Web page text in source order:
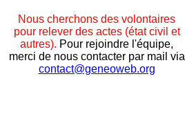
Nous cherchons des volontaires
pour relever des actes (état civil et
autres). Pour rejoindre l'équipe,
merci de nous contacter par mail via
contact@geneoweb.org